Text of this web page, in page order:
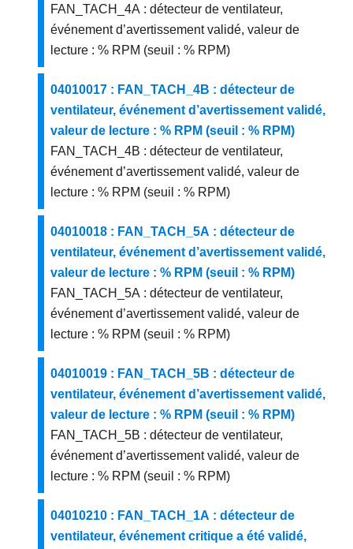
FAN_TACH_4A : détecteur de ventilateur,
événement d’avertissement validé, valeur de
lecture : % RPM (seuil : % RPM)
04010017 : FAN_TACH_4B : détecteur de
ventilateur, événement d’avertissement validé,
valeur de lecture : % RPM (seuil : % RPM)
FAN_TACH_4B : détecteur de ventilateur,
événement d’avertissement validé, valeur de
lecture : % RPM (seuil : % RPM)
04010018 : FAN_TACH_5A : détecteur de
ventilateur, événement d’avertissement validé,
valeur de lecture : % RPM (seuil : % RPM)
FAN_TACH_5A : détecteur de ventilateur,
événement d’avertissement validé, valeur de
lecture : % RPM (seuil : % RPM)
04010019 : FAN_TACH_5B : détecteur de
ventilateur, événement d’avertissement validé,
valeur de lecture : % RPM (seuil : % RPM)
FAN_TACH_5B : détecteur de ventilateur,
événement d’avertissement validé, valeur de
lecture : % RPM (seuil : % RPM)
04010210 : FAN_TACH_1A : détecteur de
ventilateur, événement critique a été validé,